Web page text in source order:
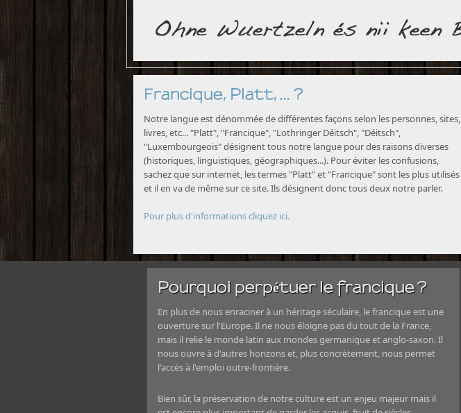
Francique, Platt, ... ?
Notre langue est dénommée de différentes façons selon les personnes, sites,
livres, etc... "Platt", "Francique", "Lothringer Déitsch", "Déitsch",
"Luxembourgeois" désignent tous notre langue pour des raisons diverses
(historiques, linguistiques, géographiques...). Pour éviter les confusions,
sachez que sur internet, les termes "Platt" et "Francique" sont les plus utilisés
et il en va de même sur ce site. Ils désignent donc tous deux notre parler.
Pour plus d'informations cliquez ici.
Pourquoi perpétuer le francique ?
En plus de nous enraciner à un héritage séculaire, le francique est une
ouverture sur l'Europe. Il ne nous éloigne pas du tout de la France,
mais il relie le monde latin aux mondes germanique et anglo-saxon. Il
nous ouvre à d'autres horizons et, plus concrètement, nous permet
l'accès à l'emploi outre-frontière.
Bien sûr, la préservation de notre culture est un enjeu majeur mais il